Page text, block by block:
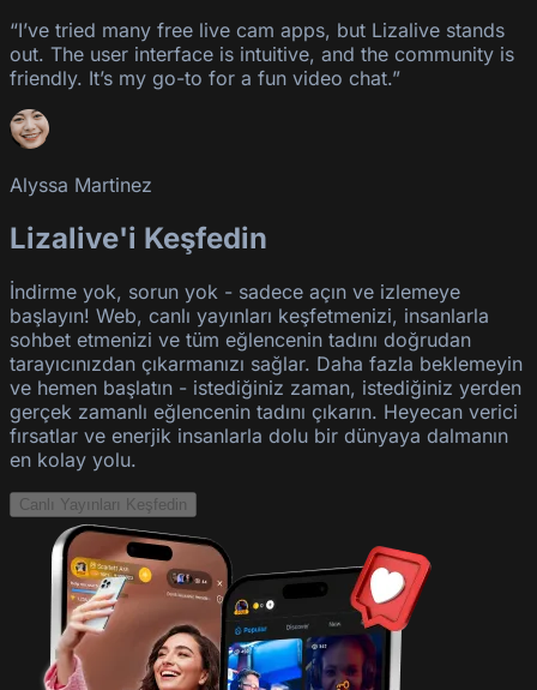
“I’ve tried many free live cam apps, but Lizalive stands
out. The user interface is intuitive, and the community is
friendly. It’s my go-to for a fun video chat.”
Alyssa Martinez
Lizalive'i Keşfedin
İndirme yok, sorun yok - sadece açın ve izlemeye
başlayın! Web, canlı yayınları keşfetmenizi, insanlarla
sohbet etmenizi ve tüm eğlencenin tadını doğrudan
tarayıcınızdan çıkarmanızı sağlar. Daha fazla beklemeyin
ve hemen başlatın - istediğiniz zaman, istediğiniz yerden
gerçek zamanlı eğlencenin tadını çıkarın. Heyecan verici
fırsatlar ve enerjik insanlarla dolu bir dünyaya dalmanın
en kolay yolu.
Canlı Yayınları Keşfedin